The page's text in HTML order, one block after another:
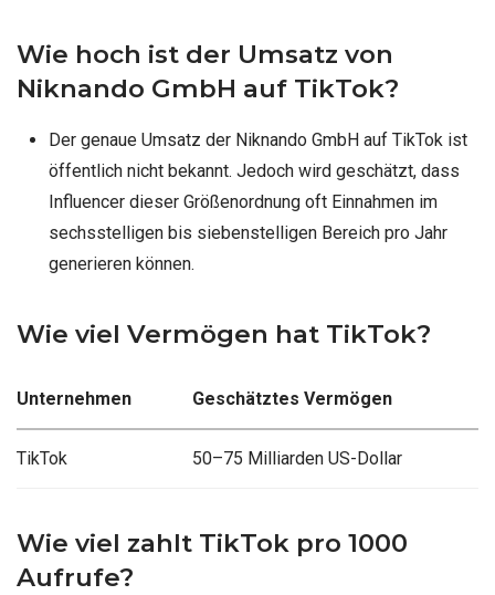
Wie hoch ist der Umsatz von
Niknando GmbH auf TikTok?
Der genaue Umsatz der Niknando GmbH auf TikTok ist
öffentlich nicht bekannt. Jedoch wird geschätzt, dass
Influencer dieser Größenordnung oft Einnahmen im
sechsstelligen bis siebenstelligen Bereich pro Jahr
generieren können.
Wie viel Vermögen hat TikTok?
Unternehmen Geschätztes Vermögen
TikTok 50–75 Milliarden US-Dollar
Wie viel zahlt TikTok pro 1000
Aufrufe?